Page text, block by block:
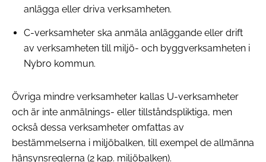
anlägga eller driva verksamheten.
C-verksamheter ska anmäla anläggande eller drift
av verksamheten till miljö- och byggverksamheten i
Nybro kommun.
Övriga mindre verksamheter kallas U-verksamheter
och är inte anmälnings- eller tillståndspliktiga, men
också dessa verksamheter omfattas av
bestämmelserna i miljöbalken, till exempel de allmänna
hänsynsreglerna (2 kap. miljöbalken).